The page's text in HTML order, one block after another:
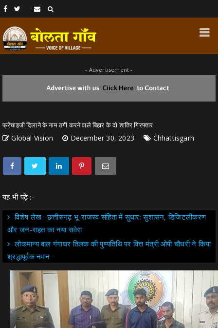
- Advertisement -
फ्रेंचाइजी दिलाने के नाम ठगी करने वाले बिहार के दो शातिर गिरफ्तार
Global Vision December 30, 2023 Chhattisgarh
यह भी पढ़ें :-
विशेष लेख : छत्तीसगढ़ भू-राजस्व संहिता में सुधार: सुशासन, डिजिटलीकरण
और जन-राहत का नया सवेरा
लोकमान्य बाल गंगाधर तिलक की पुण्यतिथि पर वित्त मंत्री ओपी चौधरी ने किया
श्रद्धापूर्वक नमन